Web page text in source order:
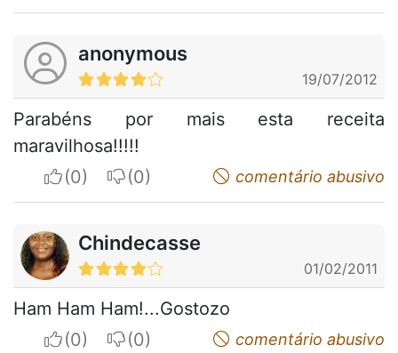
anonymous
19/07/2012
Parabéns por mais esta receita
maravilhosa!!!!!
I apreciateI do not appreciatecomentário abusivo
Chindecasse
01/02/2011
Ham Ham Ham!...Gostozo
I apreciateI do not appreciatecomentário abusivo